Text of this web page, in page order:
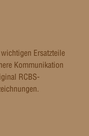
Ersatzteile
Kommunikation
RCBS-